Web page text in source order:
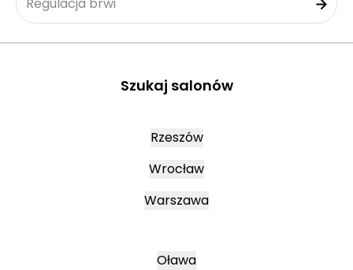
Szukaj salonów
Rzeszów
Wrocław
Warszawa
Oława